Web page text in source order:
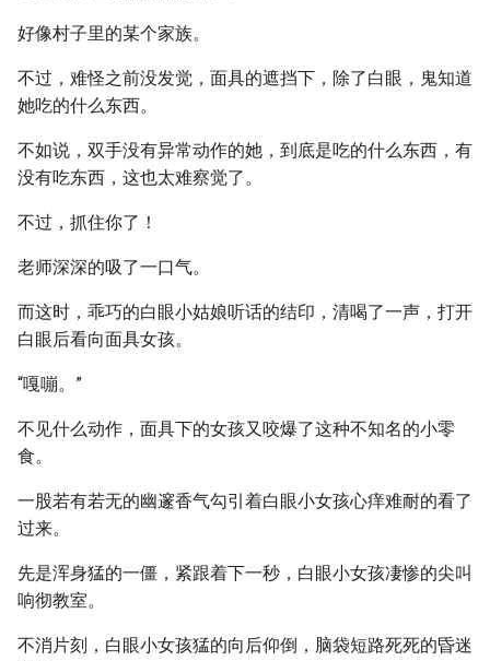
好像村子里的某个家族。
不过，难怪之前没发觉，面具的遮挡下，除了白眼，鬼知道
她吃的什么东西。
不如说，双手没有异常动作的她，到底是吃的什么东西，有
没有吃东西，这也太难察觉了。
不过，抓住你了！
老师深深的吸了一口气。
而这时，乖巧的白眼小姑娘听话的结印，清喝了一声，打开
白眼后看向面具女孩。
“嘎嘣。”
不见什么动作，面具下的女孩又咬爆了这种不知名的小零
食。
一股若有若无的幽邃香气勾引着白眼小女孩心痒难耐的看了
过来。
先是浑身猛的一僵，紧跟着下一秒，白眼小女孩凄惨的尖叫
响彻教室。
不消片刻，白眼小女孩猛的向后仰倒，脑袋短路死死的昏迷